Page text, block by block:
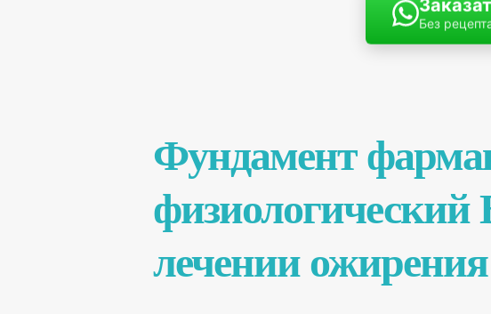
Без
Фундамент
лечении ожирения